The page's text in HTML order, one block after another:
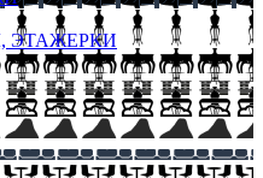
ЭТАЖЕРКИ